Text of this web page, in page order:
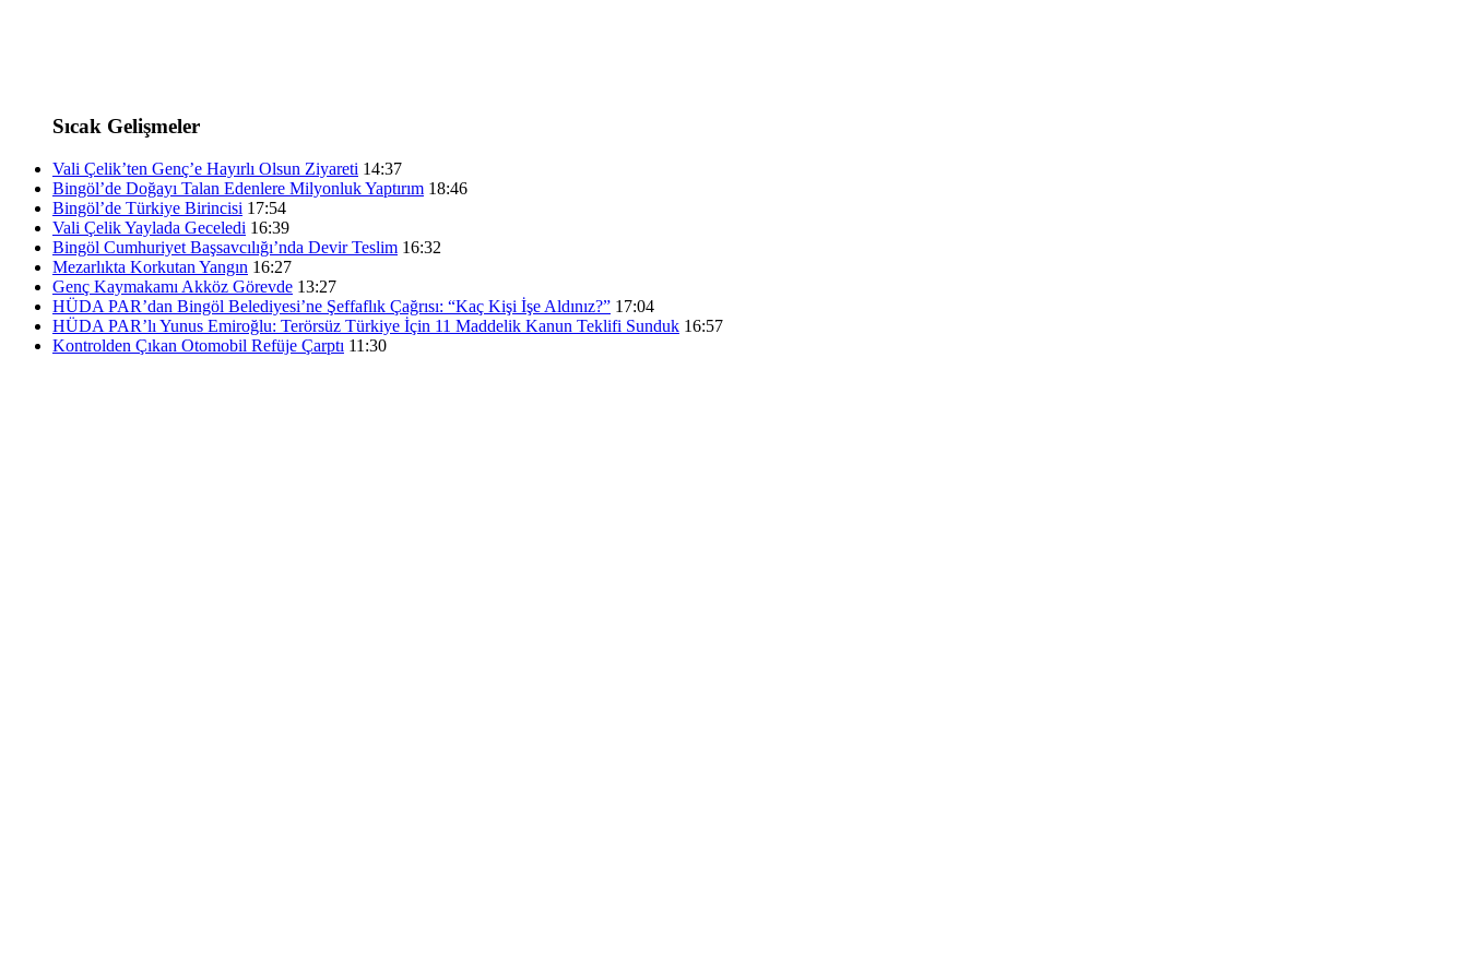
Sıcak Gelişmeler
Vali Çelik’ten Genç’e Hayırlı Olsun Ziyareti 14:37
Bingöl’de Doğayı Talan Edenlere Milyonluk Yaptırım 18:46
Bingöl’de Türkiye Birincisi 17:54
Vali Çelik Yaylada Geceledi 16:39
Bingöl Cumhuriyet Başsavcılığı’nda Devir Teslim 16:32
Mezarlıkta Korkutan Yangın 16:27
Genç Kaymakamı Akköz Görevde 13:27
HÜDA PAR’dan Bingöl Belediyesi’ne Şeffaflık Çağrısı: “Kaç Kişi İşe Aldınız?” 17:04
HÜDA PAR’lı Yunus Emiroğlu: Terörsüz Türkiye İçin 11 Maddelik Kanun Teklifi Sunduk 16:57
Kontrolden Çıkan Otomobil Refüje Çarptı 11:30